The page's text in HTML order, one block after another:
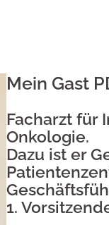
Mein Gast
Facharzt für
Onkologie.
Dazu ist er
1.